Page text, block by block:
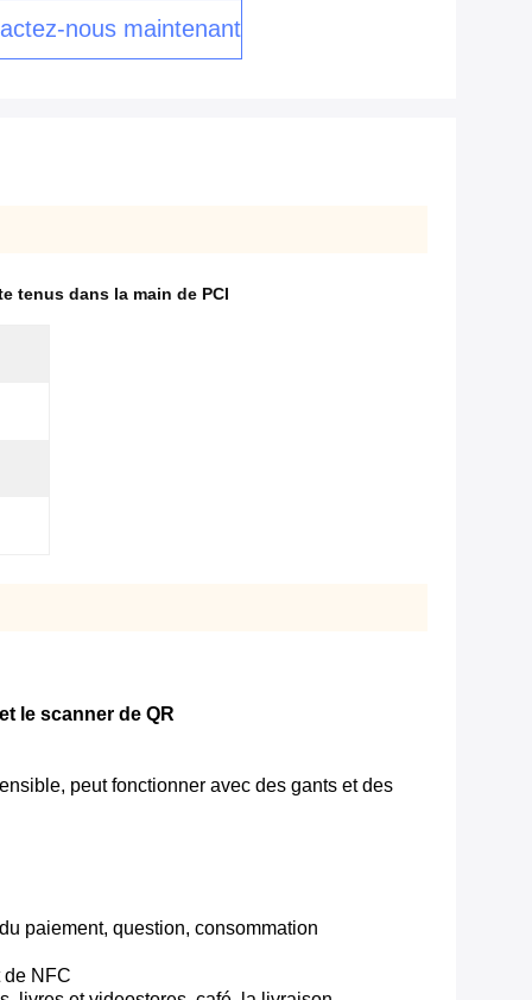
nous maintenant
tenus dans la main de PCI
le scanner de QR
peut fonctionner avec des gants et des
paiement, question, consommation
de NFC